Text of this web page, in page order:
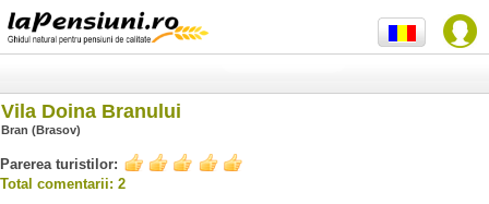
Vila Doina Branului
Bran (Brasov)
Parerea turistilor:
Total comentarii: 2